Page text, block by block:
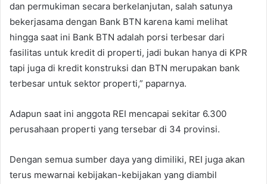
dan permukiman secara berkelanjutan, salah satunya
bekerjasama dengan Bank BTN karena kami melihat
hingga saat ini Bank BTN adalah porsi terbesar dari
fasilitas untuk kredit di properti, jadi bukan hanya di KPR
tapi juga di kredit konstruksi dan BTN merupakan bank
terbesar untuk sektor properti,” paparnya.
Adapun saat ini anggota REI mencapai sekitar 6.300
perusahaan properti yang tersebar di 34 provinsi.
Dengan semua sumber daya yang dimiliki, REI juga akan
terus mewarnai kebijakan-kebijakan yang diambil